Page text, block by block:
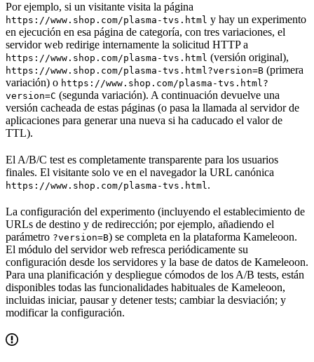
Por ejemplo, si un visitante visita la página
https://www.shop.com/plasma-tvs.html y hay un experimento
en ejecución en esa página de categoría, con tres variaciones, el
servidor web redirige internamente la solicitud HTTP a
https://www.shop.com/plasma-tvs.html (versión original),
https://www.shop.com/plasma-tvs.html?version=B (primera
variación) o https://www.shop.com/plasma-tvs.html?
version=C (segunda variación). A continuación devuelve una
versión cacheada de estas páginas (o pasa la llamada al servidor de
aplicaciones para generar una nueva si ha caducado el valor de
TTL).
El A/B/C test es completamente transparente para los usuarios
finales. El visitante solo ve en el navegador la URL canónica
https://www.shop.com/plasma-tvs.html.
La configuración del experimento (incluyendo el establecimiento de
URLs de destino y de redirección; por ejemplo, añadiendo el
parámetro ?version=B) se completa en la plataforma Kameleoon.
El módulo del servidor web refresca periódicamente su
configuración desde los servidores y la base de datos de Kameleoon.
Para una planificación y despliegue cómodos de los A/B tests, están
disponibles todas las funcionalidades habituales de Kameleoon,
incluidas iniciar, pausar y detener tests; cambiar la desviación; y
modificar la configuración.